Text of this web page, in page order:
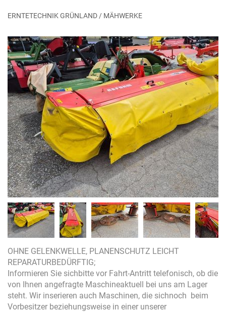
ERNTETECHNIK GRÜNLAND / MÄHWERKE
OHNE GELENKWELLE, PLANENSCHUTZ LEICHT
REPARATURBEDÜRFTIG;
Informieren Sie sichbitte vor Fahrt-Antritt telefonisch, ob die
von Ihnen angefragte Maschineaktuell bei uns am Lager
steht. Wir inserieren auch Maschinen, die sichnoch beim
Vorbesitzer beziehungsweise in einer unserer